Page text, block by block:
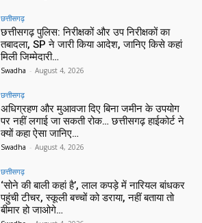
छत्तीसगढ़
छत्तीसगढ़ पुलिस: निरीक्षकों और उप निरीक्षकों का
तबादला, SP ने जारी किया आदेश, जानिए किसे कहां
मिली जिम्मेदारी…
Swadha - August 4, 2026
छत्तीसगढ़
अधिग्रहण और मुआवजा दिए बिना जमीन के उपयोग
पर नहीं लगाई जा सकती रोक… छत्तीसगढ़ हाईकोर्ट ने
क्यों कहा ऐसा जानिए…
Swadha - August 4, 2026
छत्तीसगढ़
‘सोने की बाली कहां है’, लाल कपड़े में नारियल बांधकर
पहुंची टीचर, स्कूली बच्चों को डराया, नहीं बताया तो
बीमार हो जाओगे…